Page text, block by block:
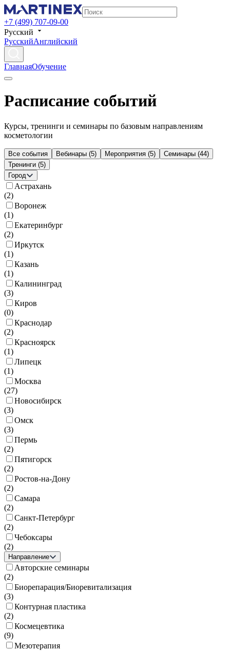
+7 (499) 707-09-00
Русский
РусскийАнглийский
ГлавнаяОбучение
Расписание событий
Курсы, тренинги и семинары по базовым направлениям
косметологии
Все события Вебинары (5) Мероприятия (5) Семинары (44)
Тренинги (5)
Город
Астрахань
(2)
Воронеж
(1)
Екатеринбург
(2)
Иркутск
(1)
Казань
(1)
Калининград
(3)
Киров
(0)
Краснодар
(2)
Красноярск
(1)
Липецк
(1)
Москва
(27)
Новосибирск
(3)
Омск
(3)
Пермь
(2)
Пятигорск
(2)
Ростов-на-Дону
(2)
Самара
(2)
Санкт-Петербург
(2)
Чебоксары
(2)
Направление
Авторские семинары
(2)
Биорепарация/Биоревитализация
(3)
Контурная пластика
(2)
Космецевтика
(9)
Мезотерапия